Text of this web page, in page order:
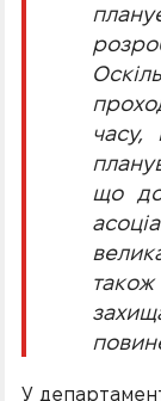
часу,
що до
У